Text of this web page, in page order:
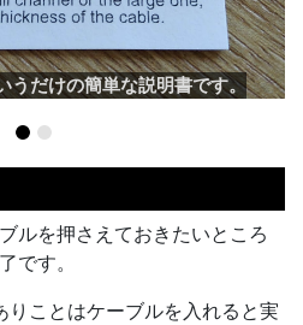
うだけの簡単な説明書です。
ルを押さえておきたいところ
です。
りことはケーブルを入れると実